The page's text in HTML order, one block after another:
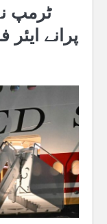
ٹرمپ
پرانے